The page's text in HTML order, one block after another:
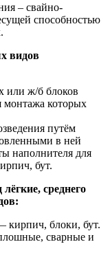
– свайно-
способностью
видов
или ж/б блоков
монтажа которых
путём
в ней
наполнителя для
бут.
среднего
кирпич, блоки, бут.
сварные и